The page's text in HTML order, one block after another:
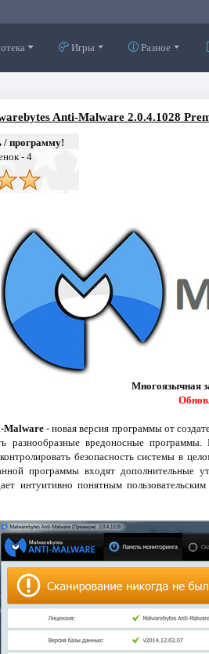
Игры Разное
Anti-Malware 2.0.4.1028
/ программу!
-4
Многоязычная
Malware- новая версия программы от
разнообразные вредоносные
безопасность системы в
программы входят дополнительные
интуитивно понятным